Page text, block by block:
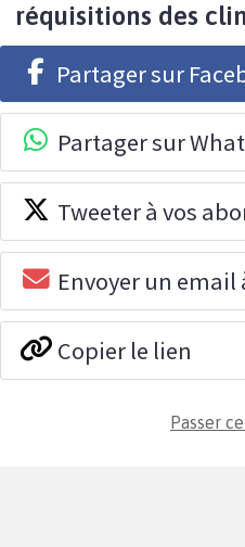
réquisitions des
Partager sur
Partager sur
Tweeter à vos
Envoyer un email
Copier le lien
Passer